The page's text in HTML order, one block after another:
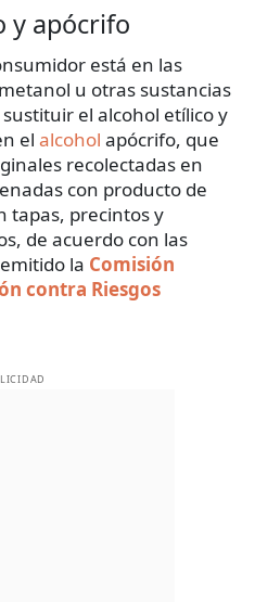
y apócrifo
está en las
u otras sustancias
el alcohol etílico y
el alcohol apócrifo, que
recolectadas en
con producto de
tapas, precintos y
de acuerdo con las
la Comisión
contra Riesgos